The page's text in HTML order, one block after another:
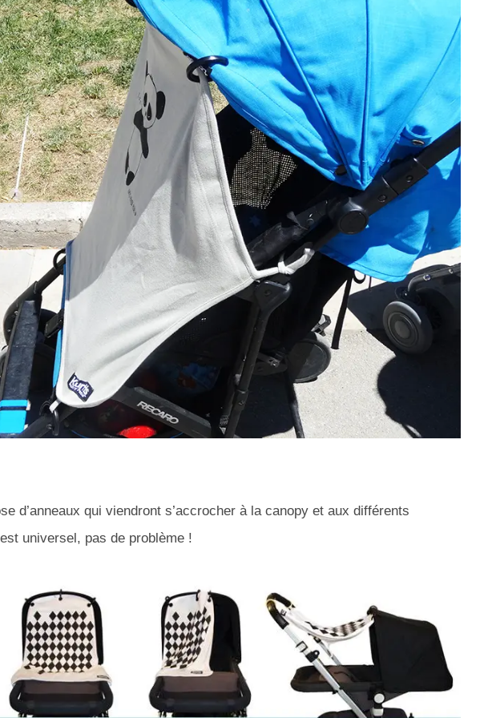
d’anneaux qui viendront s’accrocher à la canopy et aux différents
universel, pas de problème !